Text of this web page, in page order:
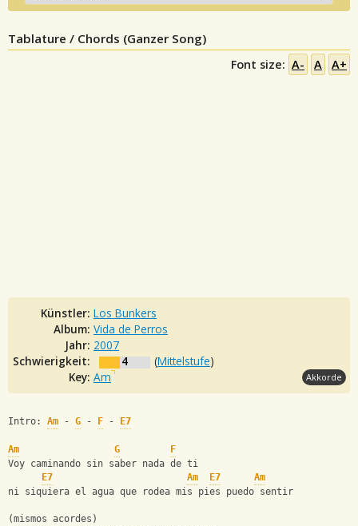
Tablature / Chords (Ganzer Song)
Font size: A- A A+
Künstler: Los Bunkers
Album: Vida de Perros
Jahr: 2007
Schwierigkeit:
4 (Mittelstufe)
Key: Am Akkorde
Intro: Am - G - F - E7
Am G
F
Voy caminando sin saber nada de ti
E7
Am E7
Am
ni siquiera el agua que rodea mis pies puedo sentir
(mismos acordes)